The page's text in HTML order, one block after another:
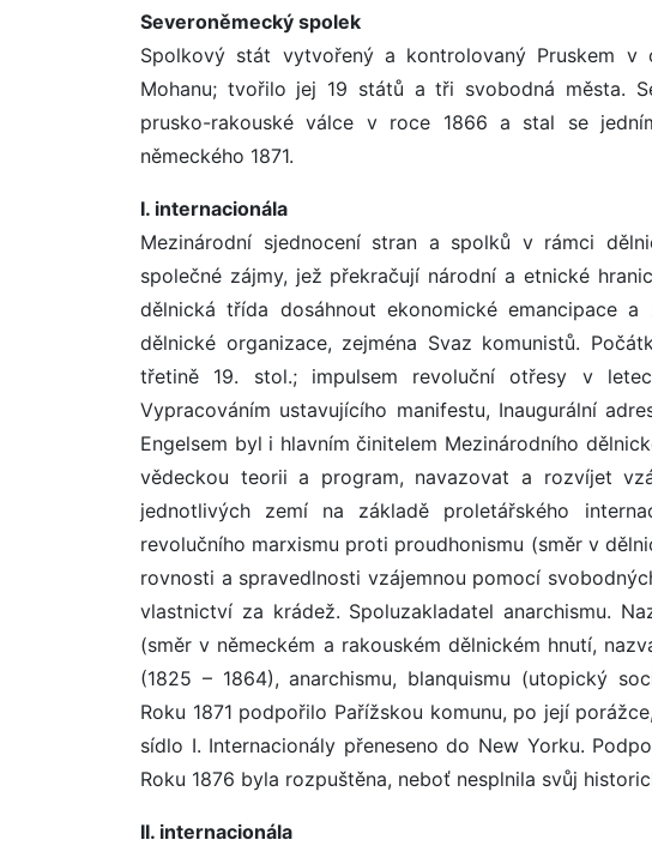
Severoněmecký spolek
Spolkový stát vytvořený a kontrolovaný Pruskem
Mohanu; tvořilo jej 19 států a tři svobodná města.
prusko-rakouské válce v roce 1866 a stal se
německého 1871.
I. internacionála
Mezinárodní sjednocení stran a spolků v rámci
společné zájmy, jež překračují národní a etnické
dělnická třída dosáhnout ekonomické emancipace
dělnické organizace, zejména Svaz komunistů.
třetině 19. stol.; impulsem revoluční otřesy v
Vypracováním ustavujícího manifestu, Inaugurální
Engelsem byl i hlavním činitelem Mezinárodního
vědeckou teorii a program, navazovat a rozvíjet
jednotlivých zemí na základě proletářského
revolučního marxismu proti proudhonismu (směr v
rovnosti a spravedlnosti vzájemnou pomocí
vlastnictví za krádež. Spoluzakladatel anarchismu.
(směr v německém a rakouském dělnickém hnutí,
(1825 – 1864), anarchismu, blanquismu (utopický
Roku 1871 podpořilo Pařížskou komunu, po její
sídlo I. Internacionály přeneseno do New Yorku.
Roku 1876 byla rozpuštěna, neboť nesplnila svůj
II. internacionála